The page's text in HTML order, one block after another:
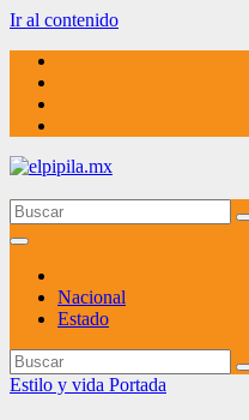
Ir al contenido
elpipila.mx
El pipila mx
Nacional
Estado
Estilo y vida Portada